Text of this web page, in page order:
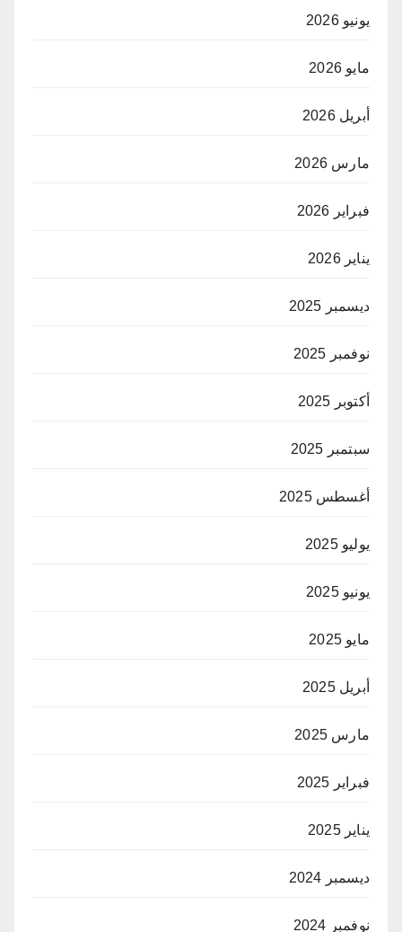
يونيو 2026
مايو 2026
أبريل 2026
مارس 2026
فبراير 2026
يناير 2026
ديسمبر 2025
نوفمبر 2025
أكتوبر 2025
سبتمبر 2025
أغسطس 2025
يوليو 2025
يونيو 2025
مايو 2025
أبريل 2025
مارس 2025
فبراير 2025
يناير 2025
ديسمبر 2024
نوفمبر 2024